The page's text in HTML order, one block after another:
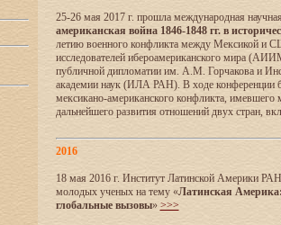
25-26 мая 2017 г. прошла международная
американская война 1846-1848 гг. в
летию военного конфликта между Мексикой и
исследователей ибероамериканского мира
публичной дипломатии им. А.М. Горчакова и
академии наук (ИЛА РАН). В ходе конференции
мексикано-американского конфликта, имевшего
дальнейшего развития отношений двух стран,
2016
18 мая 2016 г. Институт Латинской Америки
молодых ученых на тему «Латинская
глобальные вызовы» >>>